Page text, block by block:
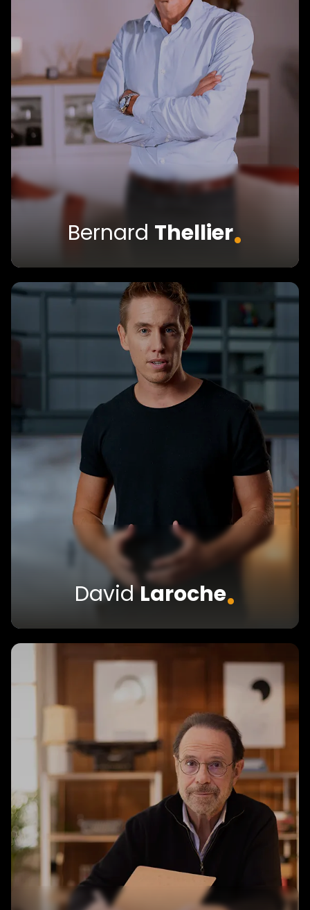
Bernard Thellier.
David Laroche.